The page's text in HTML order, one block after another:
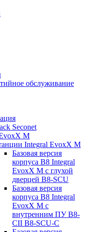
обслуживание
Seconet
M
Integral EvoxX M
Базовая версия
корпуса B8 Integral
EvoxX M с глухой
дверцей B8-SCU
Базовая версия
корпуса B8 Integral
EvoxX M с
внутренним ПУ B8-
CII B8-SCU-C